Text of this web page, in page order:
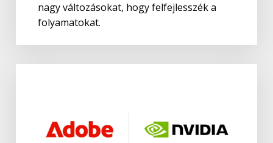
nagy változásokat, hogy felfejlesszék a
folyamatokat.